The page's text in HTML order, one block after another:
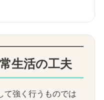
生活の工夫
て強く行うものでは